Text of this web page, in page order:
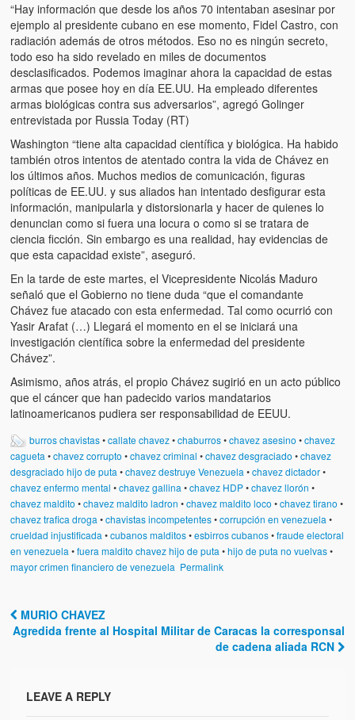
“Hay información que desde los años 70 intentaban asesinar por
ejemplo al presidente cubano en ese momento, Fidel Castro, con
radiación además de otros métodos. Eso no es ningún secreto,
todo eso ha sido revelado en miles de documentos
desclasificados. Podemos imaginar ahora la capacidad de estas
armas que posee hoy en día EE.UU. Ha empleado diferentes
armas biológicas contra sus adversarios”, agregó Golinger
entrevistada por Russia Today (RT)
Washington “tiene alta capacidad científica y biológica. Ha habido
también otros intentos de atentado contra la vida de Chávez en
los últimos años. Muchos medios de comunicación, figuras
políticas de EE.UU. y sus aliados han intentado desfigurar esta
información, manipularla y distorsionarla y hacer de quienes lo
denuncian como si fuera una locura o como si se tratara de
ciencia ficción. Sin embargo es una realidad, hay evidencias de
que esta capacidad existe”, aseguró.
En la tarde de este martes, el Vicepresidente Nicolás Maduro
señaló que el Gobierno no tiene duda “que el comandante
Chávez fue atacado con esta enfermedad. Tal como ocurrió con
Yasir Arafat (…) Llegará el momento en el se iniciará una
investigación científica sobre la enfermedad del presidente
Chávez”.
Asimismo, años atrás, el propio Chávez sugirió en un acto público
que el cáncer que han padecido varios mandatarios
latinoamericanos pudiera ser responsabilidad de EEUU.
burros chavistas•callate chavez•chaburros•chavez asesino •chavez
cagueta •chavez corrupto •chavez criminal •chavez desgraciado •chavez
desgraciado hijo de puta •chavez destruye Venezuela •chavez dictador•
chavez enfermo mental •chavez gallina •chavez HDP•chavez llorón •
chavez maldito •chavez maldito ladron •chavez maldito loco •chavez tirano •
chavez trafica droga •chavistas incompetentes•corrupción en venezuela •
crueldad injustificada •cubanos malditos•esbirros cubanos•fraude electoral
en venezuela •fuera maldito chavez hijo de puta •hijo de puta no vuelvas•
mayor crimen financiero de venezuela Permalink
Post navigation
MURIO CHAVEZ
Agredida frente al Hospital Militar de Caracas la corresponsal
de cadena aliada RCN
LEAVE A REPLY